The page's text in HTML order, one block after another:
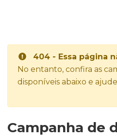
404 - Essa página
No entanto, confira as
disponíveis abaixo e
Campanha de